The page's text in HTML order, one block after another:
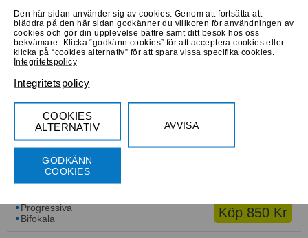
Köp 840 Kr
Progressiva
Bifokala
Låna hem
Köp 850 Kr
Progressiva
Bifokala
Den här sidan använder sig av cookies. Genom att fortsätta att
bläddra på den här sidan godkänner du villkoren för användningen av
cookies och gör din upplevelse bättre samt ditt besök hos oss
bekvämare. Klicka “godkänn cookies” för att acceptera cookies eller
klicka på “cookies alternativ” för att spara vissa specifika cookies.
Integritetspolicy
Integritetspolicy
COOKIES
ALTERNATIV
AVVISA
GODKÄNN
COOKIES